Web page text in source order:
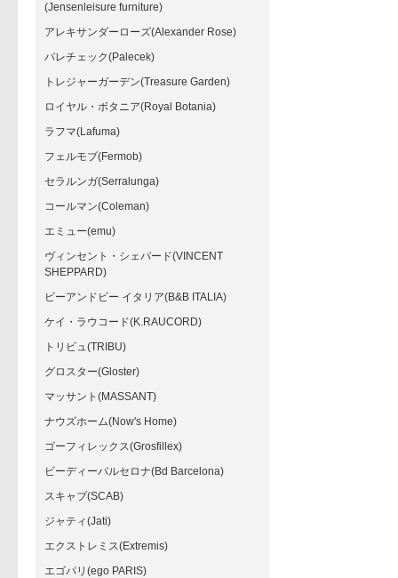
(Jensenleisure furniture)
アレキサンダーローズ(Alexander Rose)
パレチェック(Palecek)
トレジャーガーデン(Treasure Garden)
ロイヤル・ボタニア(Royal Botania)
ラフマ(Lafuma)
フェルモブ(Fermob)
セラルンガ(Serralunga)
コールマン(Coleman)
エミュー(emu)
ヴィンセント・シェパード(VINCENT
SHEPPARD)
ビーアンドビー イタリア(B&B ITALIA)
ケイ・ラウコード(K.RAUCORD)
トリビュ(TRIBU)
グロスター(Gloster)
マッサント(MASSANT)
ナウズホーム(Now's Home)
ゴーフィレックス(Grosfillex)
ビーディーバルセロナ(Bd Barcelona)
スキャブ(SCAB)
ジャティ(Jati)
エクストレミス(Extremis)
エゴパリ(ego PARIS)